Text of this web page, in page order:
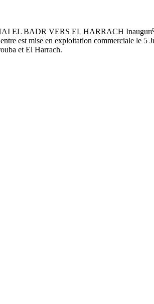
BADR VERS EL HARRACH Inaugurée
est mise en exploitation commerciale le 5
et El Harrach.